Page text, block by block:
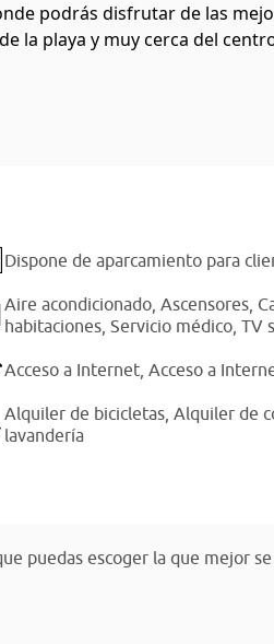
podrás disfrutar de las
la playa y muy cerca del
Dispone de aparcamiento para
Aire acondicionado,Ascensores,
habitaciones,Servicio médico,TV
Acceso a Internet,Acceso a
Alquiler de bicicletas,Alquiler de
lavandería
puedas escoger la que mejor